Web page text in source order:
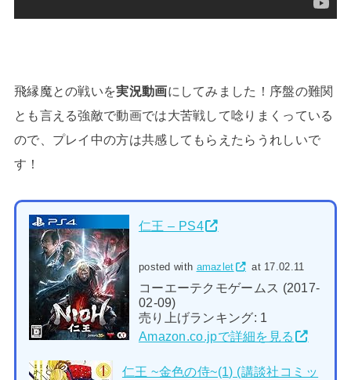
飛縁魔との戦いを実況動画にしてみました！序盤の難関
とも言える強敵で動画では大苦戦して唸りまくっている
ので、プレイ中の方は共感してもらえたらうれしいで
す！
仁王 – PS4
posted with amazlet at 17.02.11
コーエーテクモゲームス (2017-
02-09)
売り上げランキング: 1
Amazon.co.jpで詳細を見る
仁王 ~金色の侍~(1) (講談社コミッ